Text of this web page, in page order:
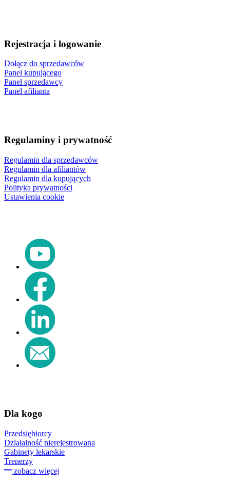
Rejestracja i logowanie
Dołącz do sprzedawców
Panel kupującego
Panel sprzedawcy
Panel afilianta
Regulaminy i prywatność
Regulamin dla sprzedawców
Regulamin dla afiliantów
Regulamin dla kupujących
Polityka prywatności
Ustawienia cookie
Dla kogo
Przedsiębiorcy
Działalność nierejestrowana
Gabinety lekarskie
Trenerzy
zobacz więcej